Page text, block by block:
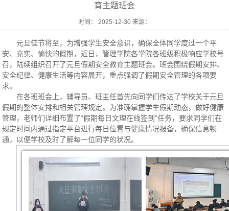
育主题班会
时间： 2025-12-30 来源：
元旦佳节将至，为增强学生安全意识，确保全体同学度过一个平
安、充实、愉快的假期，近日，管理学院各学院各班级积极响应学校号
召，陆续组织召开了元旦假期安全教育主题班会。班会围绕假期安排、
安全纪律、健康生活等内容展开，重点强调了假期安全管理的各项要
求。
在各班班会上，辅导员、班主任首先向同学们传达了学校关于元旦
假期的整体安排和相关管理规定。为准确掌握学生假期动态，做好健康
管理，老师们详细布置了“假期每日文理在线签到”任务，要求同学们在
规定时间内通过指定平台进行每日位置与健康情况报备，确保信息畅
通，以便学校及时了解每一位同学的状况。